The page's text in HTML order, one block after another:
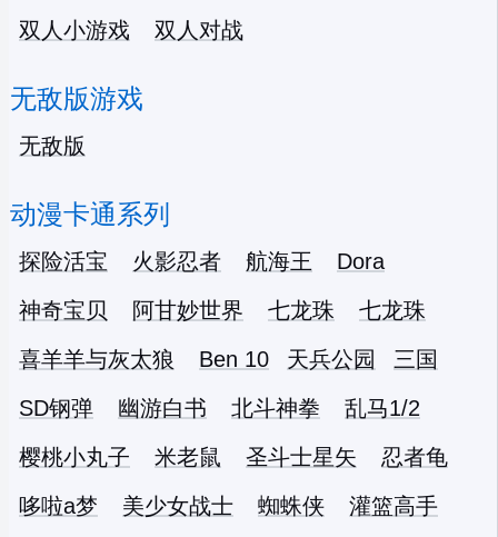
双人小游戏 双人对战
无敌版游戏
无敌版
动漫卡通系列
探险活宝 火影忍者 航海王
Dora
神奇宝贝
阿甘妙世界 七龙珠
七龙珠
喜羊羊与灰太狼
Ben 10 天兵公园
三国
SD钢弹
幽游白书 北斗神拳
乱马1/2
樱桃小丸子
米老鼠 圣斗士星矢
忍者龟
哆啦a梦
美少女战士 蜘蛛侠
灌篮高手